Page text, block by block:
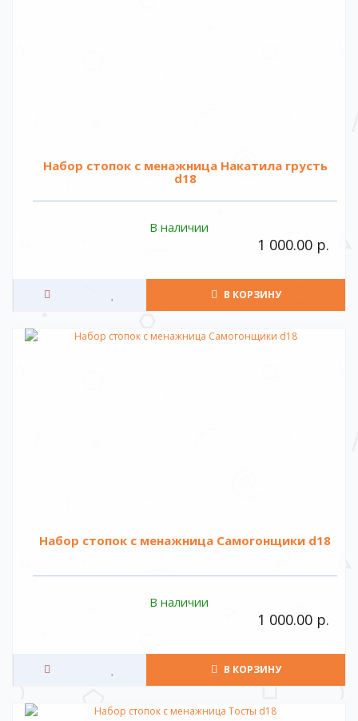
Набор стопок с менажница Накатила грусть
d18
В наличии
1 000.00 р.
В КОРЗИНУ
Набор стопок с менажница Самогонщики d18
В наличии
1 000.00 р.
В КОРЗИНУ